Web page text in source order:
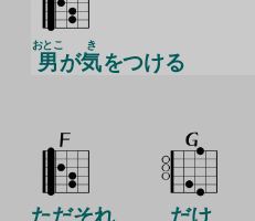
男
おとこ
が気
き
をつける
ただそれ だけ